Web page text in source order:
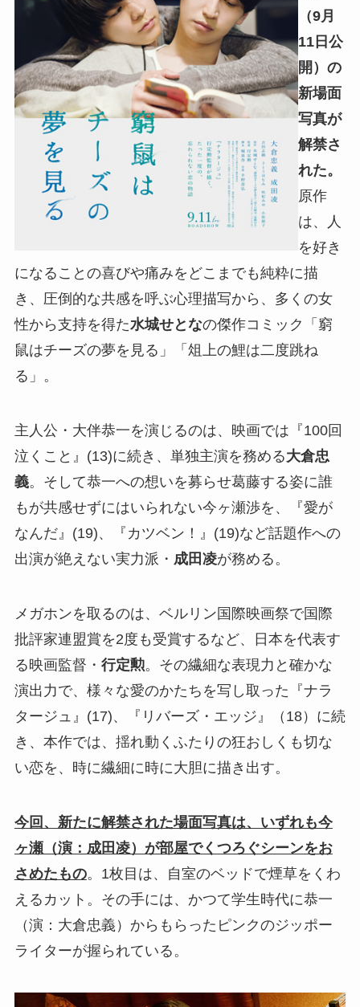
（9月
11日公
開）の
新場面
写真が
解禁さ
れた。
原作
は、人
を好き
になることの喜びや痛みをどこまでも純粋に描
き、圧倒的な共感を呼ぶ心理描写から、多くの女
性から支持を得た水城せとなの傑作コミック「窮
鼠はチーズの夢を見る」「俎上の鯉は二度跳ね
る」。
主人公・大伴恭一を演じるのは、映画では『100回
泣くこと』(13)に続き、単独主演を務める大倉忠
義。そして恭一への想いを募らせ葛藤する姿に誰
もが共感せずにはいられない今ヶ瀬渉を、『愛が
なんだ』(19)、『カツベン！』(19)など話題作への
出演が絶えない実力派・ 成田凌が務める。
メガホンを取るのは、ベルリン国際映画祭で国際
批評家連盟賞を2度も受賞するなど、日本を代表す
る映画監督・ 行定勲。その繊細な表現力と確かな
演出力で、様々な愛のかたちを写し取った『ナラ
タージュ』(17)、『リバーズ・エッジ』（18）に続
き、本作では、揺れ動くふたりの狂おしくも切な
い恋を、時に繊細に時に大胆に描き出す。
今回、新たに解禁された場面写真は、いずれも今
ヶ瀬（演：成田凌）が部屋でくつろぐシーンをお
さめたもの。1枚目は、自室のベッドで煙草をくわ
えるカット。その手には、かつて学生時代に恭一
（演：大倉忠義）からもらったピンクのジッポー
ライターが握られている。